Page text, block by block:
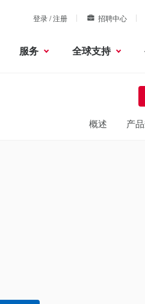
登录 / 注册 招聘中心
服务 全球支持
概述 产